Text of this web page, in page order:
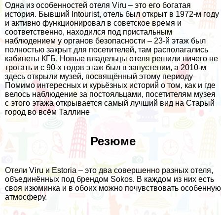
Одна из особенностей отеля Viru – это его богатая
история. Бывший Intourist, отель был открыт в 1972-м году
и активно функционировал в советское время и
соответственно, находился под пристальным
наблюдением у органов безопасности – 23-й этаж был
полностью закрыт для посетителей, там располагались
кабинеты КГБ. Новые владельцы отеля решили ничего не
трогать и с 90-х годов этаж был в запустении, а 2010-м
здесь открыли музей, посвящённый этому периоду
Помимо интересных и курьёзных историй о том, как и где
велось наблюдение за постояльцами, посетителям музея
с этого этажа открывается самый лучший вид на Старый
город во всём Таллине
Резюме
Отели Viru и Estoria – это два совершенно разных отеля,
объединённых под брендом Sokos. В каждом из них есть
своя изюминка и в обоих можно почувствовать особенную
атмосферу.